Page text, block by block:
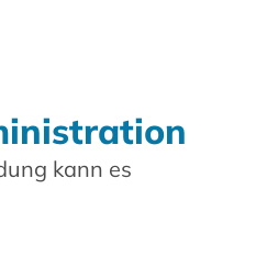
kann es